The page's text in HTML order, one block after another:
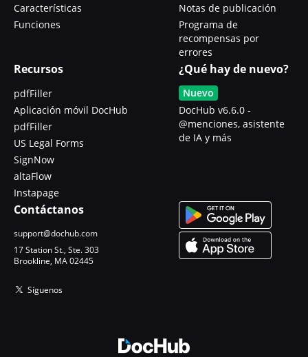
Características
Funciones
Notas de publicación
Programa de
recompensas por
errores
Recursos
pdfFiller
Aplicación móvil DocHub
pdfFiller
US Legal Forms
SignNow
altaFlow
Instapage
¿Qué hay de nuevo?
Nuevo
DocHub v6.6.0 -
@menciones, asistente
de IA y más
Contáctanos
support@dochub.com
17 Station St., Ste. 303
Brookline, MA 02445
Síguenos